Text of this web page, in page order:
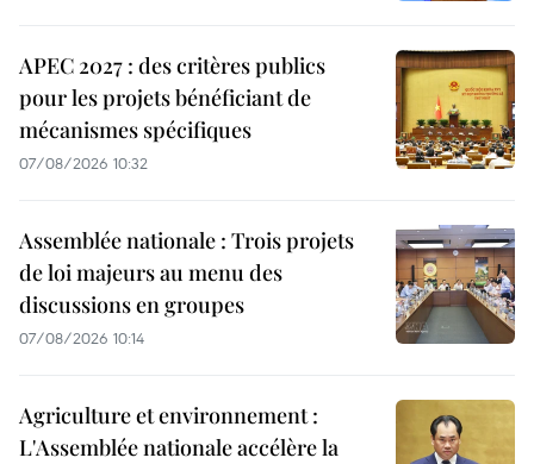
APEC 2027 : des critères publics
pour les projets bénéficiant de
mécanismes spécifiques
07/08/2026 10:32
Assemblée nationale : Trois projets
de loi majeurs au menu des
discussions en groupes
07/08/2026 10:14
Agriculture et environnement :
L'Assemblée nationale accélère la